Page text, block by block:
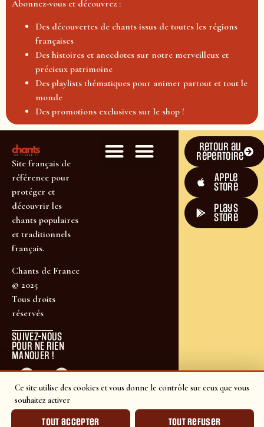
Ce site utilise des cookies et vous donne le contrôle sur ceux que vous
souhaitez activer
Tout accepter Tout refuser
Abonnez-vous et découvrez :
Des découvertes de chants issus de toutes les régions
françaises
Des histoires et anecdotes sur notre merveilleux et
précieux patrimoine
Des playlists thématiques pour animer partout et tout le
monde
Des promotions exclusives sur le shop !
Site français de
référence pour
protéger et
découvrir les
chants populaires
et traditionnels
français.
Chants de France
© 2025
Tous droits
réservés
SUIVEZ-NOUS
POUR NE RIEN
MANQUER !
Retour au
répertoire
Apple
Store
plays
store